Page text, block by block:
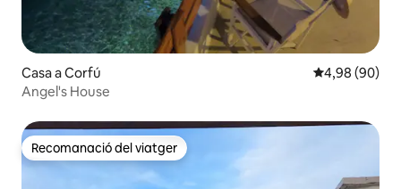
Casa a Corfú 4,98 de
4,98 (90)
Angel's House
Recomanació del viatger
Recomanació del viatger